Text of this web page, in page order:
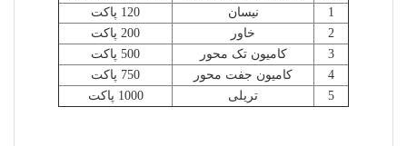
1
نیسان
120 پاکت
2
خاور
200 پاکت
3
کامیون تک محور
500 پاکت
4
کامیون جفت محور
750 پاکت
5
تریلی 1000 پاکت